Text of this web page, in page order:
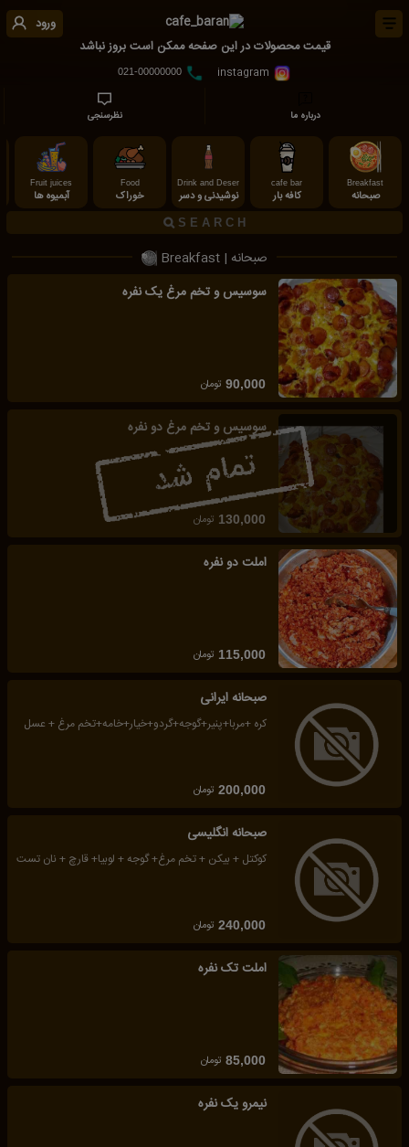
ورود
قیمت محصولات در این صفحه ممکن است بروز نباشد
021-00000000
درباره ما نظرسنجی
Breakfast
صبحانه
cafe bar
کافه بار
Drink and Deser
نوشیدنی و دسر
Food
خوراک
Fruit juices
آبمیوه ها
صبحانه | Breakfast
سوسیس و تخم مرغ یک نفره
90,000 تومان
سوسیس و تخم مرغ دو نفره
130,000 تومان
املت دو نفره
115,000 تومان
صبحانه ایرانی
کره +مربا+پنیر+گوجه+گردو+خیار+خامه+تخم مرغ + عسل
200,000 تومان
صبحانه انگلیسی
کوکتل + بیکن + تخم مرغ+ گوجه + لوبیا+ قارچ + نان تست
240,000 تومان
املت تک نفره
85,000 تومان
نیمرو یک نفره